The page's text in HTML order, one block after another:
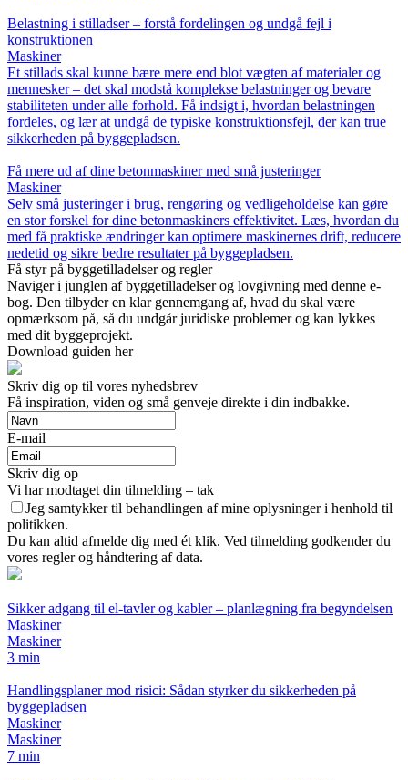
Belastning i stilladser – forstå fordelingen og undgå fejl i
konstruktionen
Maskiner
Et stillads skal kunne bære mere end blot vægten af materialer og
mennesker – det skal modstå komplekse belastninger og bevare
stabiliteten under alle forhold. Få indsigt i, hvordan belastningen
fordeles, og lær at undgå de typiske konstruktionsfejl, der kan true
sikkerheden på byggepladsen.
Få mere ud af dine betonmaskiner med små justeringer
Maskiner
Selv små justeringer i brug, rengøring og vedligeholdelse kan gøre
en stor forskel for dine betonmaskiners effektivitet. Læs, hvordan du
med få praktiske ændringer kan optimere maskinernes drift, reducere
nedetid og sikre bedre resultater på byggepladsen.
Få styr på byggetilladelser og regler
Naviger i junglen af byggetilladelser og lovgivning med denne e-
bog. Den tilbyder en klar gennemgang af, hvad du skal være
opmærksom på, så du undgår juridiske problemer og kan lykkes
med dit byggeprojekt.
Download guiden her
Skriv dig op til vores nyhedsbrev
Få inspiration, viden og små genveje direkte i din indbakke.
E-mail
Skriv dig op
Vi har modtaget din tilmelding – tak
Jeg samtykker til behandlingen af mine oplysninger i henhold til
politikken.
Du kan altid afmelde dig med ét klik. Ved tilmelding godkender du
vores regler og håndtering af data.
Sikker adgang til el-tavler og kabler – planlægning fra begyndelsen
Maskiner
Maskiner
3 min
Handlingsplaner mod risici: Sådan styrker du sikkerheden på
byggepladsen
Maskiner
Maskiner
7 min